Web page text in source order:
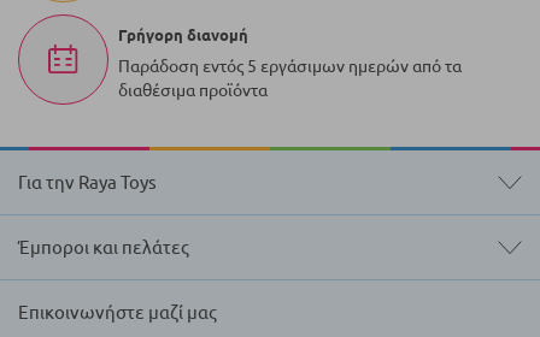
Γρήγορη διανομή
Παράδοση εντός 5 εργάσιμων ημερών από τα
διαθέσιμα προϊόντα
Για την Raya Toys
Έμποροι και πελάτες
Επικοινωνήστε μαζί μας